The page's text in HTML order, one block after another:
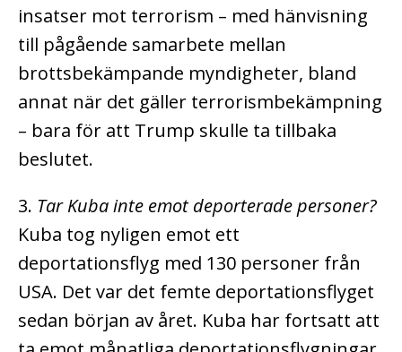
insatser mot terrorism – med hänvisning
till pågående samarbete mellan
brottsbekämpande myndigheter, bland
annat när det gäller terrorismbekämpning
– bara för att Trump skulle ta tillbaka
beslutet.
3. Tar Kuba inte emot deporterade personer?
Kuba tog nyligen emot ett
deportationsflyg med 130 personer från
USA. Det var det femte deportationsflyget
sedan början av året. Kuba har fortsatt att